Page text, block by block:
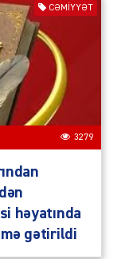
CƏMIYYƏT
3279
həyatında
gətirildi